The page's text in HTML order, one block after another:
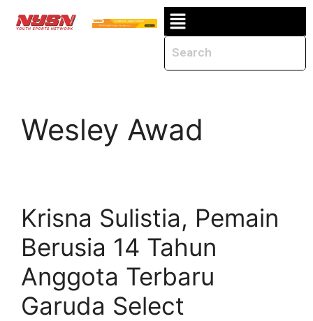
Wesley Awad
Krisna Sulistia, Pemain
Berusia 14 Tahun
Anggota Terbaru
Garuda Select